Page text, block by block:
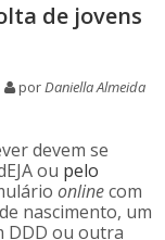
de jovens
porDaniella Almeida
devem se
ou pelo
onlinecom
nascimento, um
DDD ou outra